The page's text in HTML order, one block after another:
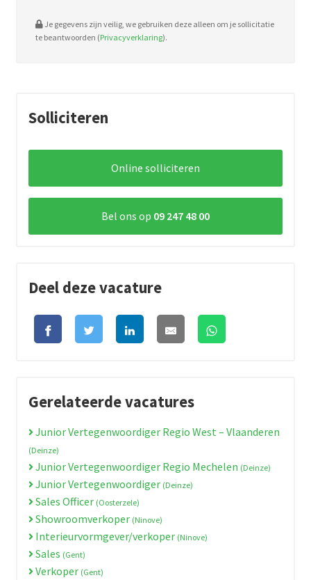
Je gegevens zijn veilig, we gebruiken deze alleen om je sollicitatie
te beantwoorden (Privacyverklaring).
Solliciteren
Online solliciteren
Bel ons op 09 247 48 00
Deel deze vacature
Gerelateerde vacatures
Junior Vertegenwoordiger Regio West – Vlaanderen
(Deinze)
Junior Vertegenwoordiger Regio Mechelen (Deinze)
Junior Vertegenwoordiger (Deinze)
Sales Officer (Oosterzele)
Showroomverkoper (Ninove)
Interieurvormgever/verkoper (Ninove)
Sales (Gent)
Verkoper (Gent)